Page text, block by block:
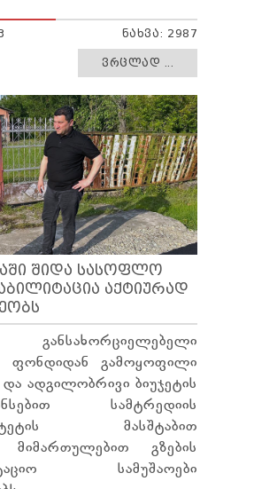
ᲜᲐᲮᲕᲐ: 2987
ᲕᲠᲪᲚᲐᲓ ...
ᲨᲘᲓᲐ ᲡᲐᲡᲝᲤᲚᲝ
ᲐᲥᲢᲘᲣᲠᲐᲓ
განსახორციელებელი
ფონდიდან გამოყოფილი
და ადგილობრივი ბიუჯეტის
სამტრედიის
მასშტაბით
მიმართულებით გზების
სამუშაოები